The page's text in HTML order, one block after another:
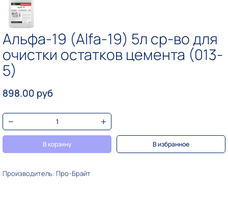
Альфа-19 (Alfa-19) 5л ср-во для
очистки остатков цемента (013-
5)
898.00 руб
В корзину В избранное
Производитель: Про-Брайт